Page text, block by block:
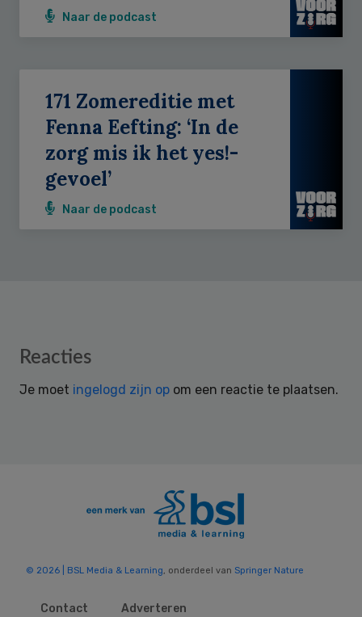
Naar de podcast
171 Zomereditie met
Fenna Eefting: ‘In de
zorg mis ik het yes!-
gevoel’
Naar de podcast
Reader
Reacties
Je moet ingelogd zijn op om een reactie te plaatsen.
© 2026 | BSL Media & Learning, onderdeel van Springer Nature
Contact Adverteren